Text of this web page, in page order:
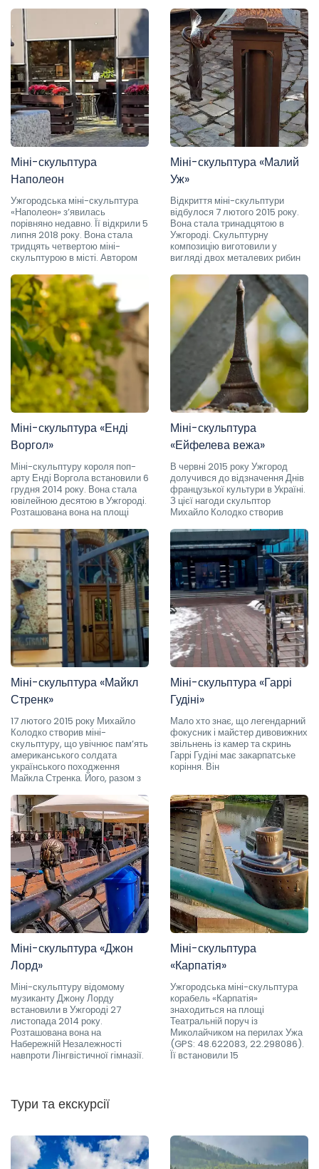
Міні-скульптура
Наполеон
Ужгородська міні-скульптура
«Наполеон» з’явилась
порівняно недавно. Її відкрили 5
липня 2018 року. Вона стала
тридцять четвертою міні-
скульптурою в місті. Автором
Міні-скульптура «Малий
Уж»
Відкриття міні-скульптури
відбулося 7 лютого 2015 року.
Вона стала тринадцятою в
Ужгороді. Скульптурну
композицію виготовили у
вигляді двох металевих рибин
Міні-скульптура «Енді
Воргол»
Міні-скульптуру короля поп-
арту Енді Воргола встановили 6
грудня 2014 року. Вона стала
ювілейною десятою в Ужгороді.
Розташована вона на площі
Міні-скульптура
«Ейфелева вежа»
В червні 2015 року Ужгород
долучився до відзначення Днів
французької культури в Україні.
З цієї нагоди скульптор
Михайло Колодко створив
Міні-скульптура «Майкл
Стренк»
17 лютого 2015 року Михайло
Колодко створив міні-
скульптуру, що увічнює пам’ять
американського солдата
українського походження
Майкла Стренка. Його, разом з
Міні-скульптура «Гаррі
Гудіні»
Мало хто знає, що легендарний
фокусник і майстер дивовижних
звільнень із камер та скринь
Гаррі Гудіні має закарпатське
коріння. Він
Міні-скульптура «Джон
Лорд»
Міні-скульптуру відомому
музиканту Джону Лорду
встановили в Ужгороді 27
листопада 2014 року.
Розташована вона на
Набережній Незалежності
навпроти Лінгвістичної гімназії.
Міні-скульптура
«Карпатія»
Ужгородська міні-скульптура
корабель «Карпатія»
знаходиться на площі
Театральній поруч із
Миколайчиком на перилах Ужа
(GPS: 48.622083, 22.298086).
Її встановили 15
Тури та екскурсії